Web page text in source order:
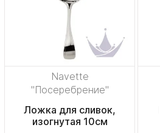
Navette
"Посеребрение"
Ложка для сливок,
изогнутая 10см